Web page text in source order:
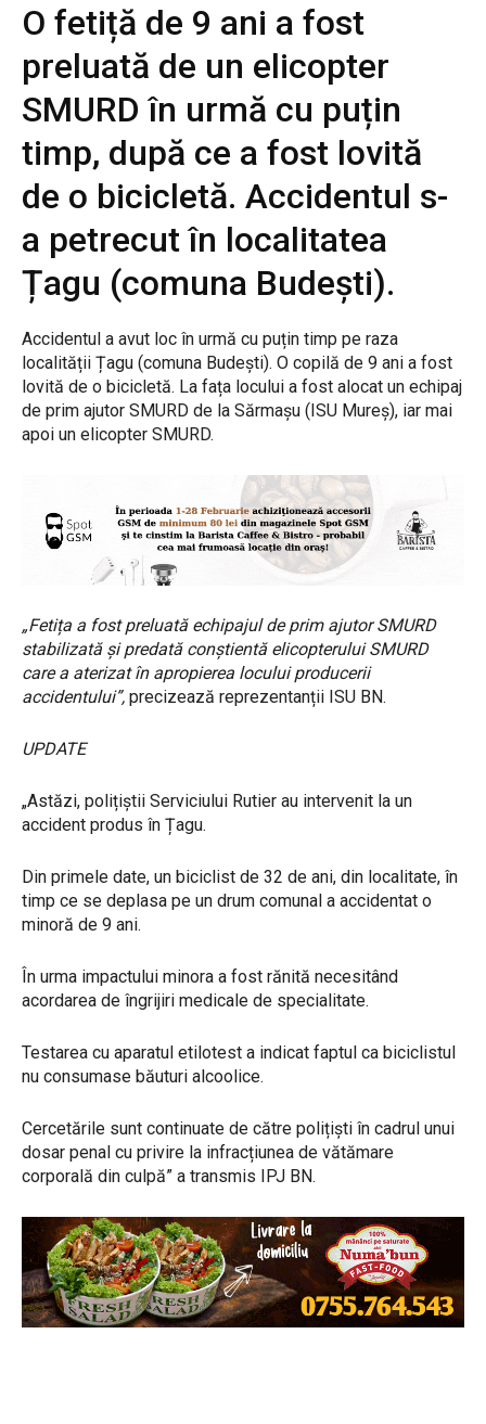
O fetiță de 9 ani a fost
preluată de un elicopter
SMURD în urmă cu puțin
timp, după ce a fost lovită
de o bicicletă. Accidentul s-
a petrecut în localitatea
Țagu (comuna Budești).
Accidentul a avut loc în urmă cu puțin timp pe raza
localității Țagu (comuna Budești). O copilă de 9 ani a fost
lovită de o bicicletă. La fața locului a fost alocat un echipaj
de prim ajutor SMURD de la Sărmașu (ISU Mureș), iar mai
apoi un elicopter SMURD.
„Fetița a fost preluată echipajul de prim ajutor SMURD
stabilizată și predată conștientă elicopterului SMURD
care a aterizat în apropierea locului producerii
accidentului”, precizează reprezentanții ISU BN.
UPDATE
„Astăzi, polițiștii Serviciului Rutier au intervenit la un
accident produs în Țagu.
Din primele date, un biciclist de 32 de ani, din localitate, în
timp ce se deplasa pe un drum comunal a accidentat o
minoră de 9 ani.
În urma impactului minora a fost rănită necesitând
acordarea de îngrijiri medicale de specialitate.
Testarea cu aparatul etilotest a indicat faptul ca biciclistul
nu consumase băuturi alcoolice.
Cercetările sunt continuate de către polițiști în cadrul unui
dosar penal cu privire la infracțiunea de vătămare
corporală din culpă” a transmis IPJ BN.